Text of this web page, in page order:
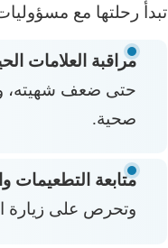
تبدأ رحلتها مع
مراقبة العلامات
حتى ضعف شهيته،
صحية.
متابعة التطعيمات
وتحرص على زيارة